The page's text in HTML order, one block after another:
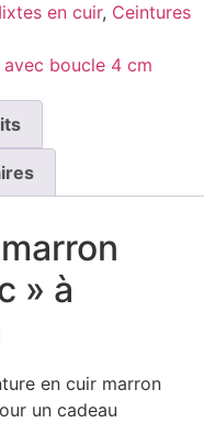
en cuir, Ceintures
boucle 4 cm
» à
en cuir marron
un cadeau